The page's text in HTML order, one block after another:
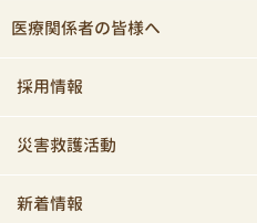
医療関係者の皆様へ
採用情報
災害救護活動
新着情報